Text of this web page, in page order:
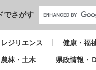
本文へ
でさがす
ジリエンス 健康・福
林・土木 県政情報・